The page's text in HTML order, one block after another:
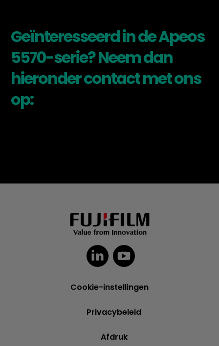
Geïnteresseerd in de Apeos
5570-serie? Neem dan
hieronder contact met ons
op:
Cookie-instellingen
Privacybeleid
Afdruk